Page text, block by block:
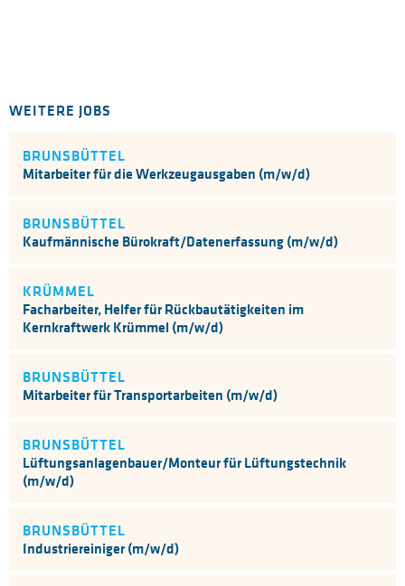
WEITERE JOBS
BRUNSBÜTTEL
Mitarbeiter für die Werkzeugausgaben (m/w/d)
BRUNSBÜTTEL
Kaufmännische Bürokraft/Datenerfassung (m/w/d)
KRÜMMEL
Facharbeiter, Helfer für Rückbautätigkeiten im
Kernkraftwerk Krümmel (m/w/d)
BRUNSBÜTTEL
Mitarbeiter für Transportarbeiten (m/w/d)
BRUNSBÜTTEL
Lüftungsanlagenbauer/Monteur für Lüftungstechnik
(m/w/d)
BRUNSBÜTTEL
Industriereiniger (m/w/d)